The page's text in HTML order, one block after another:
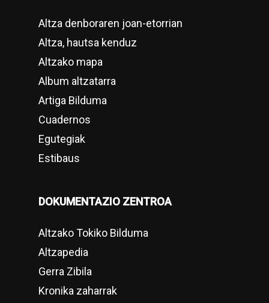
Altza denboraren joan-etorrian
Altza, hautsa kenduz
Altzako mapa
Album altzatarra
Artiga Bilduma
Cuadernos
Egutegiak
Estibaus
DOKUMENTAZIO ZENTROA
Altzako Tokiko Bilduma
Altzapedia
Gerra Zibila
Kronika zaharrak